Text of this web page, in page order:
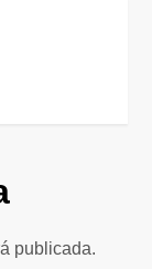
publicada.